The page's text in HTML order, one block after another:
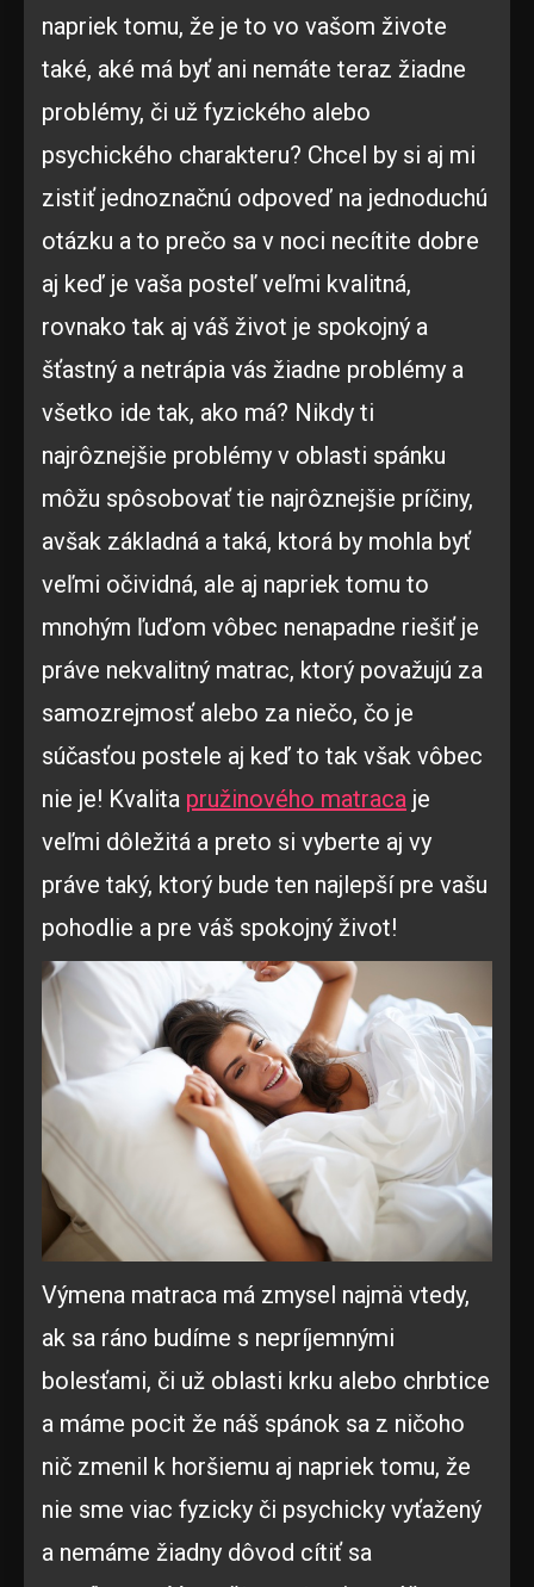
napriek tomu, že je to vo vašom živote
také, aké má byť ani nemáte teraz žiadne
problémy, či už fyzického alebo
psychického charakteru? Chcel by si aj mi
zistiť jednoznačnú odpoveď na jednoduchú
otázku a to prečo sa v noci necítite dobre
aj keď je vaša posteľ veľmi kvalitná,
rovnako tak aj váš život je spokojný a
šťastný a netrápia vás žiadne problémy a
všetko ide tak, ako má? Nikdy ti
najrôznejšie problémy v oblasti spánku
môžu spôsobovať tie najrôznejšie príčiny,
avšak základná a taká, ktorá by mohla byť
veľmi očividná, ale aj napriek tomu to
mnohým ľuďom vôbec nenapadne riešiť je
práve nekvalitný matrac, ktorý považujú za
samozrejmosť alebo za niečo, čo je
súčasťou postele aj keď to tak však vôbec
nie je! Kvalita pružinového matraca je
veľmi dôležitá a preto si vyberte aj vy
práve taký, ktorý bude ten najlepší pre vašu
pohodlie a pre váš spokojný život!
Výmena matraca má zmysel najmä vtedy,
ak sa ráno budíme s nepríjemnými
bolesťami, či už oblasti krku alebo chrbtice
a máme pocit že náš spánok sa z ničoho
nič zmenil k horšiemu aj napriek tomu, že
nie sme viac fyzicky či psychicky vyťažený
a nemáme žiadny dôvod cítiť sa